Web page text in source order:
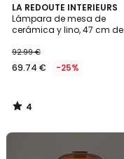
LA REDOUTE INTERIEURS
Lámpara de mesa de
cerámica y lino, 47 cm de
92.99 €
69.74 € -25%
4
/
5
4
/